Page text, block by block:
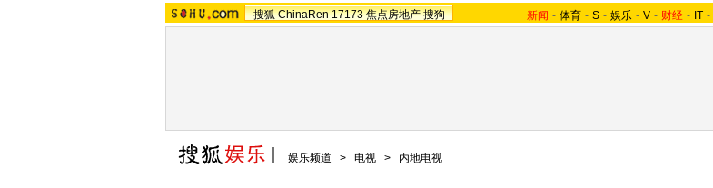
搜狐 ChinaRen 17173 焦点房地产 搜狗 新闻 - 体育 - S - 娱乐 - V - 财经 - IT -
娱乐频道 > 电视 > 内地电视